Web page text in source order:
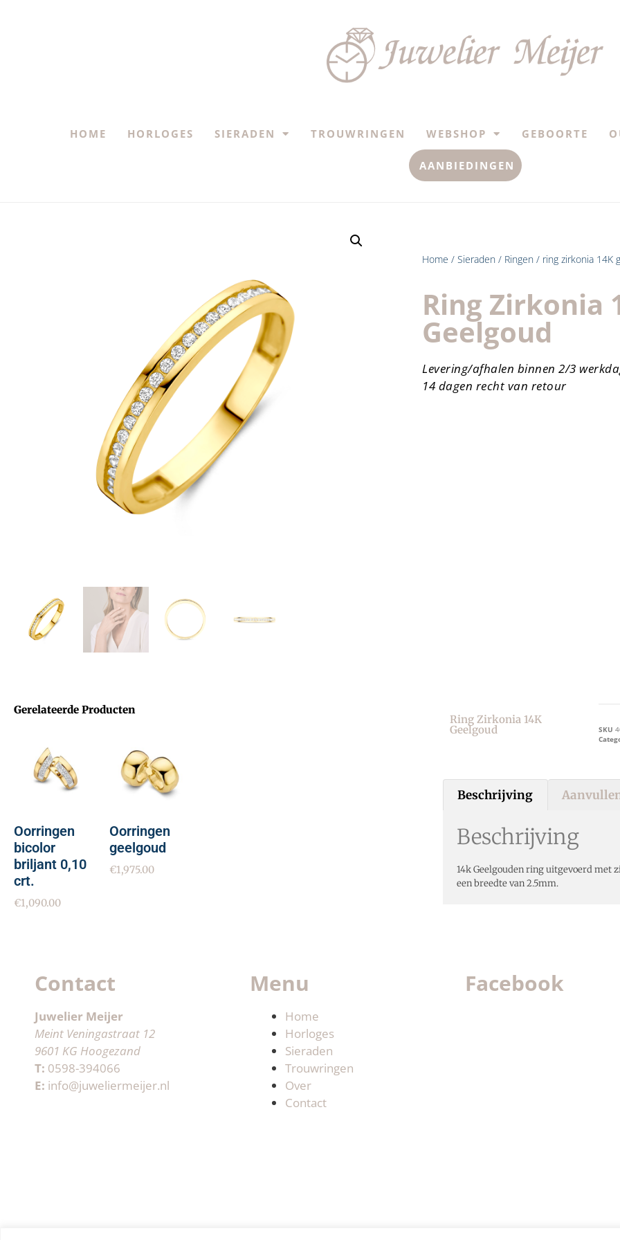
HOME HORLOGES SIERADEN TROUWRINGEN WEBSHOP GEBOORTE
AANBIEDINGEN
Home / Sieraden / Ringen / ring zirkonia 14K
Ring Zirkonia
Geelgoud
Levering/afhalen binnen 2/3
14 dagen recht van retour
Gerelateerde Producten
Oorringen
bicolor
briljant 0,10
crt.
€1,090.00
Oorringen
geelgoud
€1,975.00
Ring Zirkonia 14K
Geelgoud SKU
Beschrijving
Beschrijving
14k Geelgouden ring uitgevoerd met
een breedte van 2.5mm.
Contact
Juwelier Meijer
Meint Veningastraat 12
9601 KG Hoogezand
T: 0598-394066
E: info@juweliermeijer.nl
Menu
Home
Horloges
Sieraden
Trouwringen
Over
Contact
Facebook